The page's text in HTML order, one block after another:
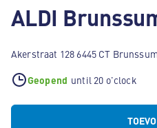
ALDI
Akerstraat 128 6445 CT
Geopend until 20 o'clock